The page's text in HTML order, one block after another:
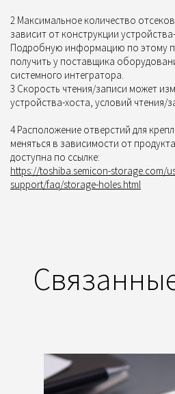
2 Максимальное количество
зависит от конструкции
Подробную информацию по этому
получить у поставщика
системного интегратора.
3 Скорость чтения/записи может
устройства-хоста, условий чтения/
4 Расположение отверстий для
меняться в зависимости от
доступна по ссылке:
https://toshiba.semicon-storage.com/
support/faq/storage-holes.html